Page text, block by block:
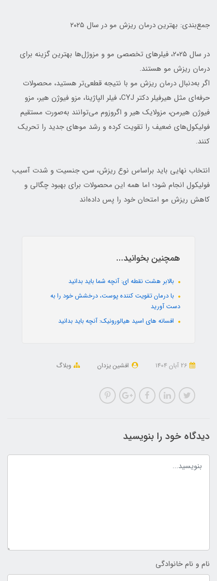
جمع‌بندی: بهترین درمان ریزش مو در سال ۲۰۲۵
در سال ۲۰۲۵، فیلرهای تخصصی مو و مزوژل‌ها بهترین گزینه برای
درمان ریزش مو هستند.
اگر به‌دنبال درمان ریزش مو با نتیجه قطعی‌تر هستید، محصولات
حرفه‌ای مثل هیرفیلر دکتر CYJ، فیلر الپاژینا، مزو فیوژن هیر، مزو
فیوژن هیرمن، مزولایک هیر و اگروزوم می‌توانند به‌صورت مستقیم
فولیکول‌های ضعیف را تقویت کرده و رشد موهای جدید را تحریک
کنند.
انتخاب نهایی باید براساس نوع ریزش، سن، جنسیت و شدت آسیب
فولیکول انجام شود؛ اما همه این محصولات برای بهبود چگالی و
کاهش ریزش مو امتحان خود را پس داده‌اند
همچنین بخوانید...
بالابر هشت نقطه ای: آنچه شما باید بدانید
با درمان تقویت کننده پوست، درخشش خود را به
دست آورید
افسانه های اسید هیالورونیک: آنچه باید بدانید
افشین یزدان وبلاگ
دیدگاه خود را بنویسید
نام و نام خانوادگی